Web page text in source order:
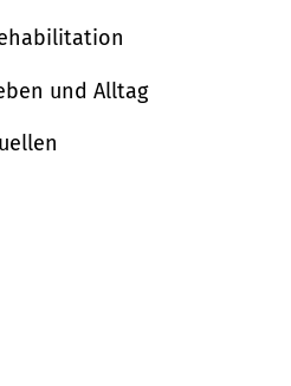
und Alltag